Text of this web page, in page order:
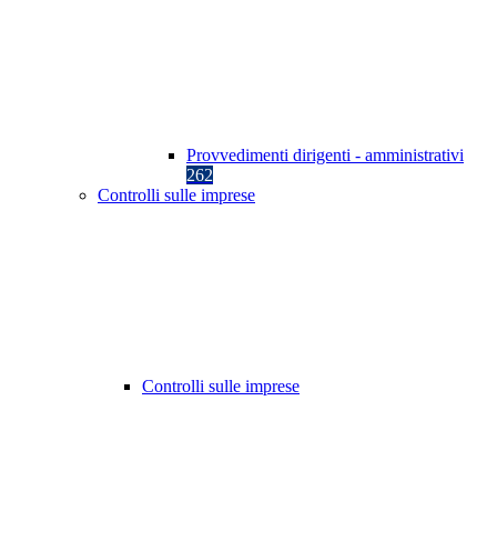
Provvedimenti dirigenti - amministrativi
262
Controlli sulle imprese
Controlli sulle imprese